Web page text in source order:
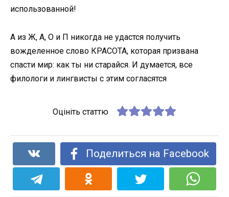
использованной!
А из Ж, А, О и П никогда не удастся получить
вожделенное слово КРАСОТА, которая призвана
спасти мир: как ты ни старайся. И думается, все
филологи и лингвисты с этим согласятся
Оцініть статтю
Поделиться на Facebook